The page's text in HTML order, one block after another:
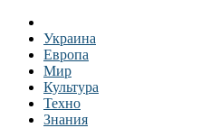
Украина
Европа
Мир
Культура
Техно
Знания